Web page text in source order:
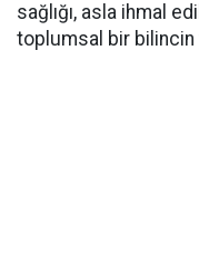
sağlığı, asla ihmal
toplumsal bir bilincin